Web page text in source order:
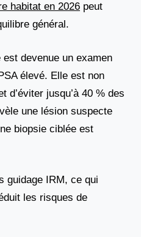
habitat en 2026 peut
général.
est devenue un examen
élevé. Elle est non
d’éviter jusqu’à 40 % des
une lésion suspecte
biopsie ciblée est
guidage IRM, ce qui
les risques de